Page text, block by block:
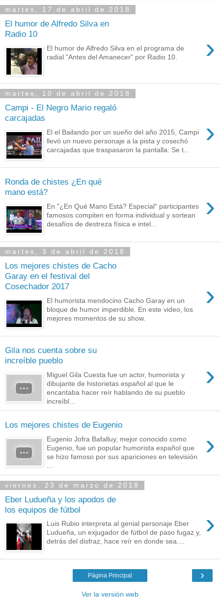
martes, 17 de abril de 2018
El humor de Alfredo Silva en
Radio 10
›
El humor de Alfredo Silva en el programa de
radial "Antes del Amanecer" por Radio 10.
martes, 10 de abril de 2018
Campi - El Negro Mario regaló
carcajadas
›
El el Bailando por un sueño del año 2015, Campi
llevó un nuevo personaje a la pista y cosechó
carcajadas que traspasaron la pantalla. Se t...
Ronda de chistes ¿En qué
mano está?
›
En "¿En Qué Mano Está? Especial" participantes
famosos compiten en forma individual y sortean
desafíos de destreza física e intel...
martes, 3 de abril de 2018
Los mejores chistes de Cacho
Garay en el festival del
Cosechador 2017
›
El humorista mendocino Cacho Garay en un
bloque de humor imperdible. En este video, los
mejores momentos de su show.
Gila nos cuenta sobre su
increíble pueblo
›
Miguel Gila Cuesta fue un actor, humorista y
dibujante de historietas español al que le
encantaba hacer reír hablando de su pueblo
increíbl...
Los mejores chistes de Eugenio
›
Eugenio Jofra Bafalluy, mejor conocido como
Eugenio, fue un popular humorista español que
se hizo famoso por sus apariciones en televisión
viernes, 23 de marzo de 2018
Eber Ludueña y los apodos de
los equipos de fútbol
›
Luis Rubio interpreta al genial personaje Eber
Ludueña, un exjugador de fútbol de paso fugaz y,
detrás del disfraz, hace reír en donde sea....
›
Página Principal
Ver la versión web